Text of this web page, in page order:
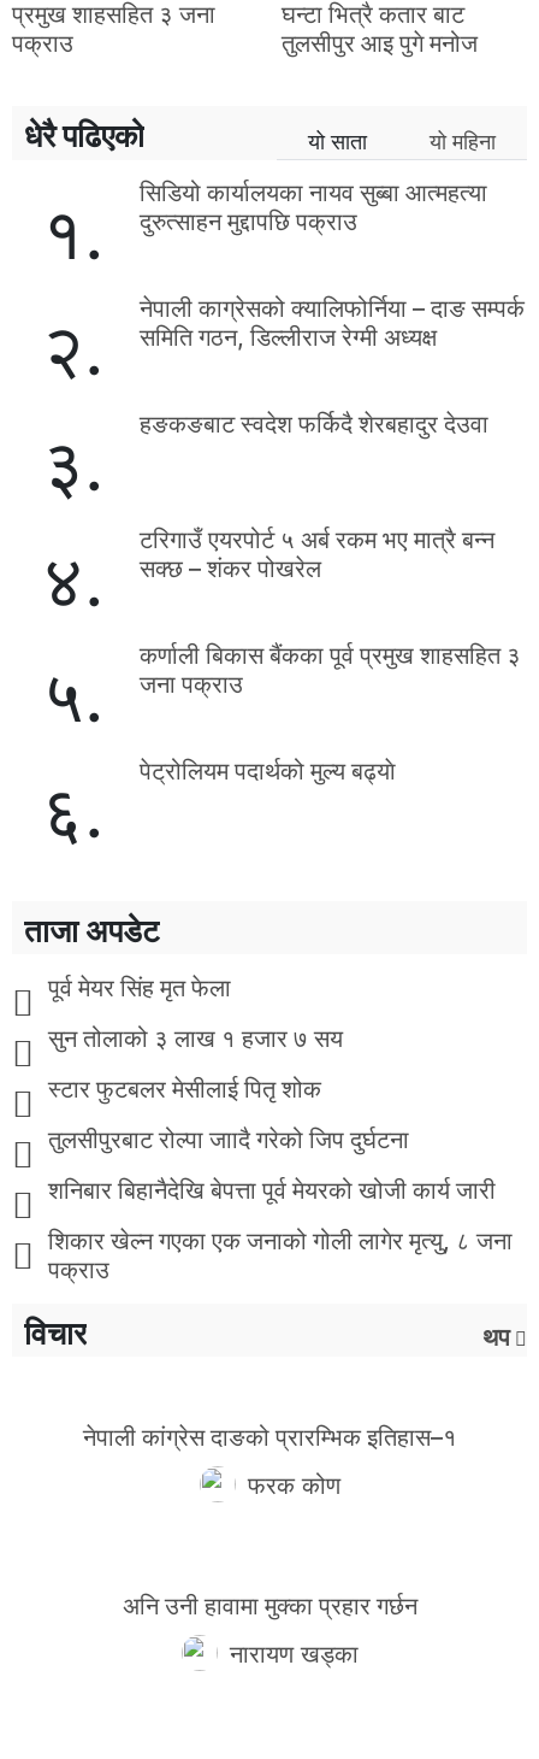
प्रमुख शाहसहित ३ जना
पक्राउ
घन्टा भित्रै कतार बाट
तुलसीपुर आइ पुगे मनोज
धेरै पढिएको यो साता यो महिना
१.
सिडियो कार्यालयका नायव सुब्बा आत्महत्या
दुरुत्साहन मुद्दापछि पक्राउ
२.
नेपाली काग्रेसको क्यालिफोर्निया – दाङ सम्पर्क
समिति गठन, डिल्लीराज रेग्मी अध्यक्ष
३. हङकङबाट स्वदेश फर्किदै शेरबहादुर देउवा
४.
टरिगाउँ एयरपोर्ट ५ अर्ब रकम भए मात्रै बन्न
सक्छ – शंकर पोखरेल
५.
कर्णाली बिकास बैंकका पूर्व प्रमुख शाहसहित ३
जना पक्राउ
६. पेट्रोलियम पदार्थको मुल्य बढ्याे
ताजा अपडेट
पूर्व मेयर सिंह मृत फेला
सुन तोलाको ३ लाख १ हजार ७ सय
स्टार फुटबलर मेसीलाई पितृ शोक
तुलसीपुरबाट रोल्पा जाादै गरेको जिप दुर्घटना
शनिबार बिहानैदेखि बेपत्ता पूर्व मेयरको खोजी कार्य जारी
शिकार खेल्न गएका एक जनाको गोली लागेर मृत्यु, ८ जना
पक्राउ
विचार थप
नेपाली कांग्रेस दाङको प्रारम्भिक इतिहास–१
फरक कोण
अनि उनी हावामा मुक्का प्रहार गर्छन
नारायण खड्का